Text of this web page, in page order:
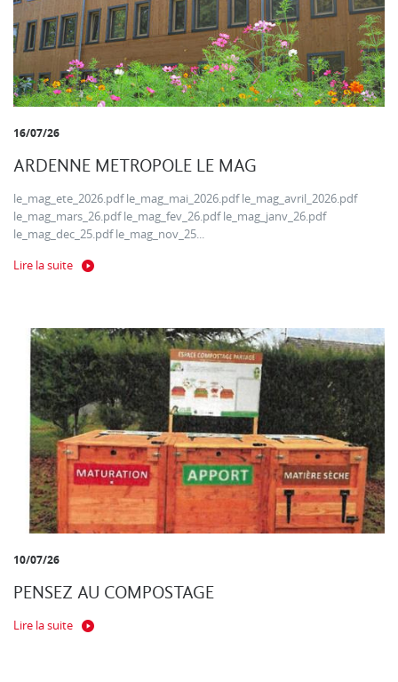
16/07/26
ARDENNE METROPOLE LE MAG
le_mag_ete_2026.pdf le_mag_mai_2026.pdf le_mag_avril_2026.pdf
le_mag_mars_26.pdf le_mag_fev_26.pdf le_mag_janv_26.pdf
le_mag_dec_25.pdf le_mag_nov_25...
Lire la suite
10/07/26
PENSEZ AU COMPOSTAGE
Lire la suite